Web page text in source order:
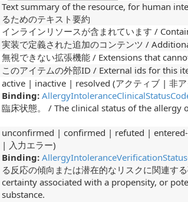
Text summary of the resource, for human
るためのテキスト要約
インラインリソースが含まれています /
実装で定義された追加のコンテンツ /
無視できない拡張機能 / Extensions that
このアイテムの外部ID / External ids for this
active | inactive | resolved (アクティブ | 非
Binding:
臨床状態。 / The clinical status of the allergy
unconfirmed | confirmed | refuted |
| 入力エラー)
Binding:
る反応の傾向または潜在的なリスクに関連す
certainty associated with a propensity, or
substance.